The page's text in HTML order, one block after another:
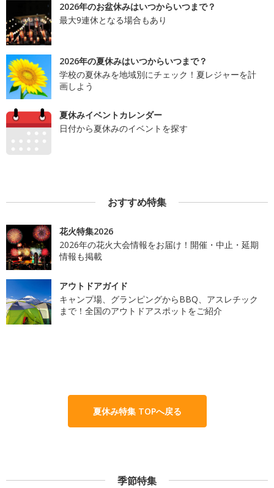
2026年のお盆休みはいつからいつまで？
最大9連休となる場合もあり
2026年の夏休みはいつからいつまで？
学校の夏休みを地域別にチェック！夏レジャーを計
画しよう
夏休みイベントカレンダー
日付から夏休みのイベントを探す
おすすめ特集
花火特集2026
2026年の花火大会情報をお届け！開催・中止・延期
情報も掲載
アウトドアガイド
キャンプ場、グランピングからBBQ、アスレチック
まで！全国のアウトドアスポットをご紹介
夏休み特集 TOPへ戻る
季節特集